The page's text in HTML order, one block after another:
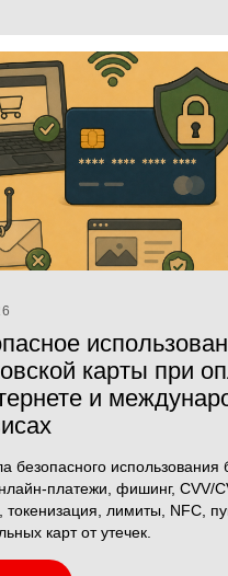
карты при
и
безопасного использования
платежи, фишинг, CVV/
токенизация, лимиты, NFC,
карт от утечек.